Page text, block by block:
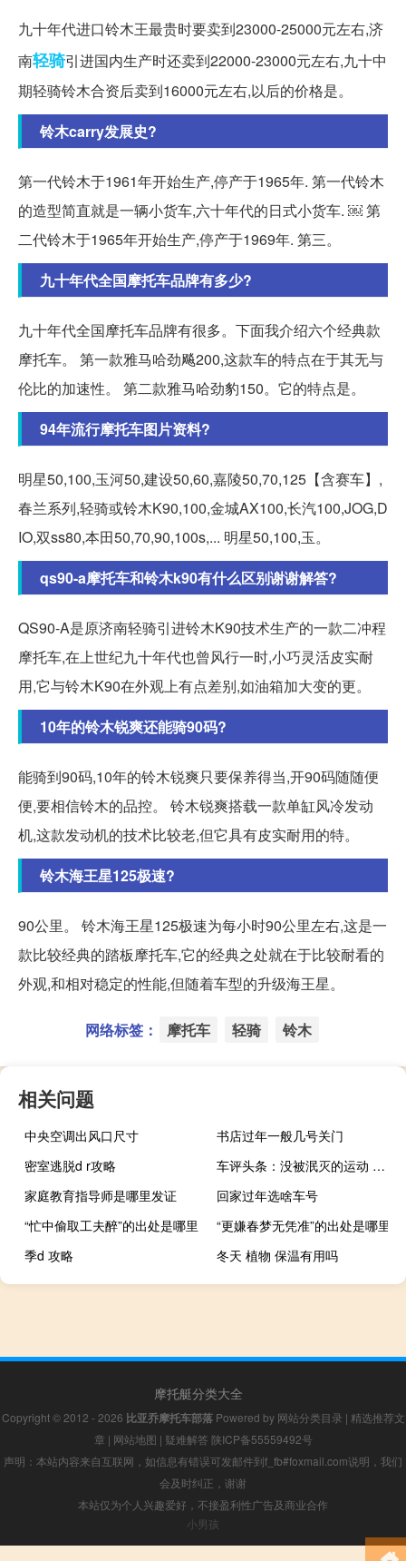
九十年代进口铃木王最贵时要卖到23000-25000元左右,济
南轻骑引进国内生产时还卖到22000-23000元左右,九十中
期轻骑铃木合资后卖到16000元左右,以后的价格是。
铃木carry发展史?
第一代铃木于1961年开始生产,停产于1965年. 第一代铃木
的造型简直就是一辆小货车,六十年代的日式小货车. ￼ 第
二代铃木于1965年开始生产,停产于1969年. 第三。
九十年代全国摩托车品牌有多少?
九十年代全国摩托车品牌有很多。下面我介绍六个经典款
摩托车。 第一款雅马哈劲飚200,这款车的特点在于其无与
伦比的加速性。 第二款雅马哈劲豹150。它的特点是。
94年流行摩托车图片资料?
明星50,100,玉河50,建设50,60,嘉陵50,70,125【含赛车】,
春兰系列,轻骑或铃木K90,100,金城AX100,长汽100,JOG,D
IO,双ss80,本田50,70,90,100s,... 明星50,100,玉。
qs90-a摩托车和铃木k90有什么区别谢谢解答?
QS90-A是原济南轻骑引进铃木K90技术生产的一款二冲程
摩托车,在上世纪九十年代也曾风行一时,小巧灵活皮实耐
用,它与铃木K90在外观上有点差别,如油箱加大变的更。
10年的铃木锐爽还能骑90码?
能骑到90码,10年的铃木锐爽只要保养得当,开90码随随便
便,要相信铃木的品控。 铃木锐爽搭载一款单缸风冷发动
机,这款发动机的技术比较老,但它具有皮实耐用的特。
铃木海王星125极速?
90公里。 铃木海王星125极速为每小时90公里左右,这是一
款比较经典的踏板摩托车,它的经典之处就在于比较耐看的
外观,和相对稳定的性能,但随着车型的升级海王星。
网络标签： 摩托车 轻骑 铃木
相关问题
中央空调出风口尺寸
书店过年一般几号关门
密室逃脱d r攻略
车评头条：没被泯灭的运动 试驾：全新捷豹XEL 250PS
家庭教育指导师是哪里发证
回家过年选啥车号
“忙中偷取工夫醉”的出处是哪里
“更嫌春梦无凭准”的出处是哪里
季d 攻略
冬天 植物 保温有用吗
摩托艇分类大全
Copyright © 2012 - 2026 比亚乔摩托车部落Powered by 网站分类目录 | 精选推荐文
章 | 网站地图 | 疑难解答 陕ICP备55559492号
声明：本站内容来自互联网，如信息有错误可发邮件到f_fb#foxmail.com说明，我们
会及时纠正，谢谢
本站仅为个人兴趣爱好，不接盈利性广告及商业合作
小男孩